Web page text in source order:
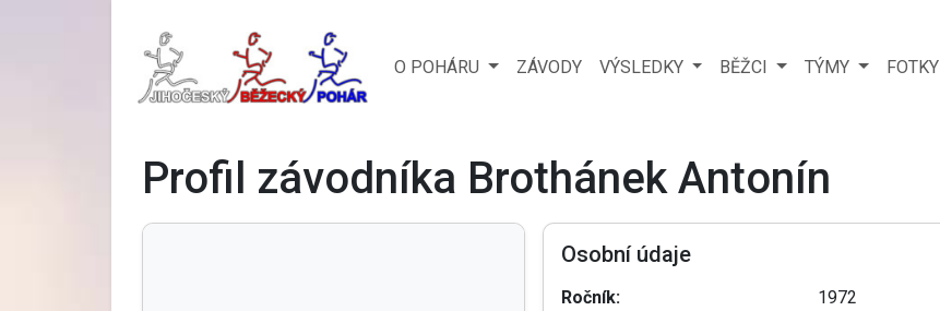
O POHÁRU ZÁVODY VÝSLEDKY BĚŽCI TÝMY FOTKY
Profil závodníka Brothánek Antonín
Osobní údaje
Ročník:
1972